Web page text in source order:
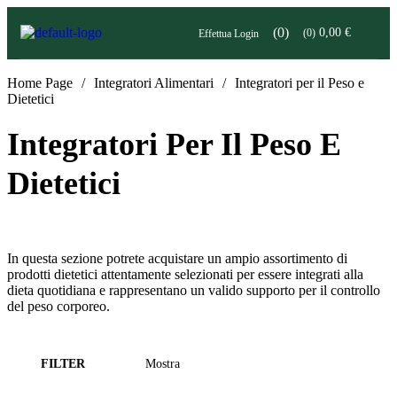
Effettua Login (0) (0) 0,00 €
Integratori Per Il Peso E
Dietetici
Home Page / Integratori Alimentari / Integratori per il Peso e
Dietetici
In questa sezione potrete acquistare un ampio assortimento di
prodotti dietetici attentamente selezionati per essere integrati alla
dieta quotidiana e rappresentano un valido supporto per il controllo
del peso corporeo.
FILTER Mostra